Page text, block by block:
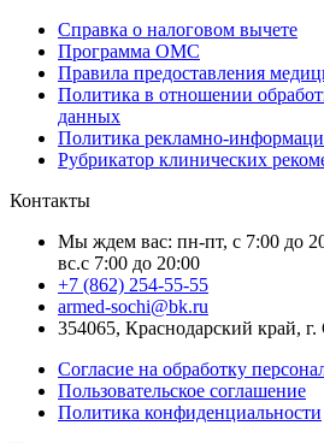
Справка о налоговом вычете
Программа ОМС
Правила предоставления
Политика в отношении
данных
Политика рекламно-
Рубрикатор клинических
Контакты
Мы ждем вас: пн-пт, с 7:00 до
вс.с 7:00 до 20:00
+7 (862) 254-55-55
armed-sochi@bk.ru
354065, Краснодарский край,
Согласие на обработку
Пользовательское соглашение
Политика конфиденциальности